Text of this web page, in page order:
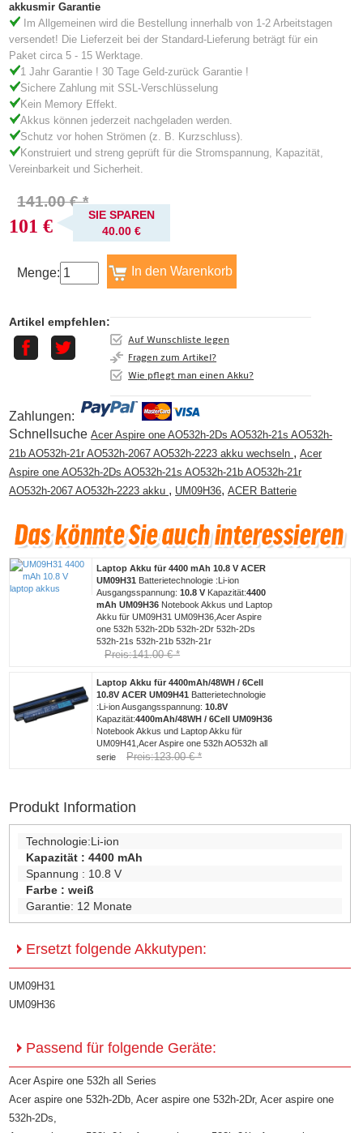
akkusmir Garantie
Im Allgemeinen wird die Bestellung innerhalb von 1-2 Arbeitstagen
versendet! Die Lieferzeit bei der Standard-Lieferung beträgt für ein
Paket circa 5 - 15 Werktage.
1 Jahr Garantie ! 30 Tage Geld-zurück Garantie !
Sichere Zahlung mit SSL-Verschlüsselung
Kein Memory Effekt.
Akkus können jederzeit nachgeladen werden.
Schutz vor hohen Strömen (z. B. Kurzschluss).
Konstruiert und streng geprüft für die Stromspannung, Kapazität,
Vereinbarkeit und Sicherheit.
141.00 € *
101 €
SIE SPAREN
40.00 €
Menge:
Artikel empfehlen:
Auf Wunschliste legen
Fragen zum Artikel?
Wie pflegt man einen Akku?
Zahlungen:
SchnellsucheAcer Aspire one AO532h-2Ds AO532h-21s AO532h-
21b AO532h-21r AO532h-2067 AO532h-2223 akku wechseln ,Acer
Aspire one AO532h-2Ds AO532h-21s AO532h-21b AO532h-21r
AO532h-2067 AO532h-2223 akku , UM09H36,ACER Batterie
Laptop Akku für 4400 mAh 10.8 V ACER
UM09H31 Batterietechnologie :Li-ion
Ausgangsspannung:10.8 V Kapazität:4400
mAhUM09H36 Notebook Akkus und Laptop
Akku für UM09H31 UM09H36,Acer Aspire
one 532h 532h-2Db 532h-2Dr 532h-2Ds
532h-21s 532h-21b 532h-21r
Preis:141.00 € *
Laptop Akku für 4400mAh/48WH / 6Cell
10.8V ACER UM09H41 Batterietechnologie
:Li-ion Ausgangsspannung:10.8V
Kapazität:4400mAh/48WH / 6Cell UM09H36
Notebook Akkus und Laptop Akku für
UM09H41,Acer Aspire one 532h AO532h all
serie
Preis:123.00 € *
Produkt Information
Technologie:Li-ion
Kapazität :4400 mAh
Spannung : 10.8 V
Farbe :weiß
Garantie: 12 Monate
Ersetzt folgende Akkutypen:
UM09H31
UM09H36
Passend für folgende Geräte:
Acer Aspire one 532h all Series
Acer aspire one 532h-2Db, Acer aspire one 532h-2Dr, Acer aspire one
532h-2Ds,